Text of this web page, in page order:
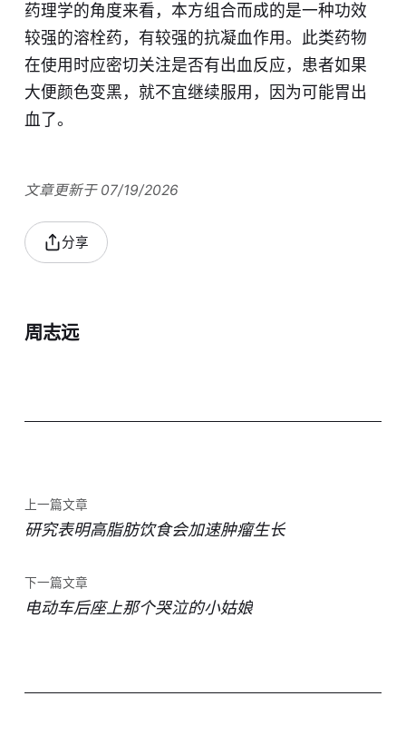
药理学的角度来看，本方组合而成的是一种功效
较强的溶栓药，有较强的抗凝血作用。此类药物
在使用时应密切关注是否有出血反应，患者如果
大便颜色变黑，就不宜继续服用，因为可能胃出
血了。
文章更新于 07/19/2026
分享
周志远
上一篇文章
研究表明高脂肪饮食会加速肿瘤生长
下一篇文章
电动车后座上那个哭泣的小姑娘